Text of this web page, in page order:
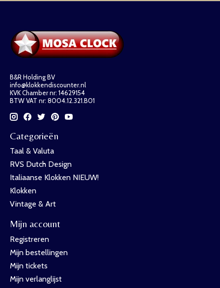
B&R Holding BV
info@klokkendiscounter.nl
KVK Chamber nr: 14629154
BTW VAT nr: 8004.12.321.B01
Categorieën
Taal & Valuta
RVS Dutch Design
Italiaanse Klokken NIEUW!
Klokken
Vintage & Art
Mijn account
Registreren
Mijn bestellingen
Mijn tickets
Mijn verlanglijst